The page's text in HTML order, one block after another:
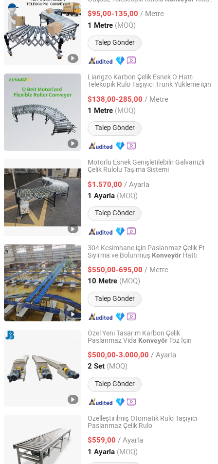
$95,00-135,00 / Metre
1 Metre (MOQ)
Talep Gönder
Ltd.
Fujian, China Fiyat 2020
Liangzo Karbon Çelik Esnek O Hattı
Telekopik Rulo Taşıyıcı Trunk Yükleme için
$138,00-285,00 / Metre
1 Metre (MOQ)
Talep Gönder
Fujian Liangzuo Intelligent Equipment Technology Co.,
Ltd.
Fujian, China
Motorlu Esnek Genişletilebilir Galvanizli
Çelik Rulolu Taşıma Sistemi
$1.570,00 / Ayarla
1 Ayarla (MOQ)
Talep Gönder
Hangzhou Madeli Machinery Manufacturing Co., Ltd.
Zhejiang, China Fiyat 2023
304 Kesimhane için Paslanmaz Çelik Et
Sıyırma ve Bölünmüş Konveyör Hattı
$550,00-695,00 / Metre
10 Metre (MOQ)
Talep Gönder
Shandong Realcreat Intelligent Equipment Co., Ltd.
Shandong, China Fiyat 2026
Özel Yeni Tasarım Karbon Çelik
Paslanmaz Vida KonveyörToz İçin
$500,00-3.000,00 / Ayarla
2 Set (MOQ)
Talep Gönder
Guangdong Jiabao Conveying Machinery Co., Ltd.
Guangdong, China Fiyat 2023
Özelleştirilmiş Otomatik Rulo Taşıyıcı
Paslanmaz Çelik Rulo
$559,00 / Ayarla
1 Ayarla (MOQ)
Seikonveyor Co., Limited
Guangdong, China Fiyat 2022